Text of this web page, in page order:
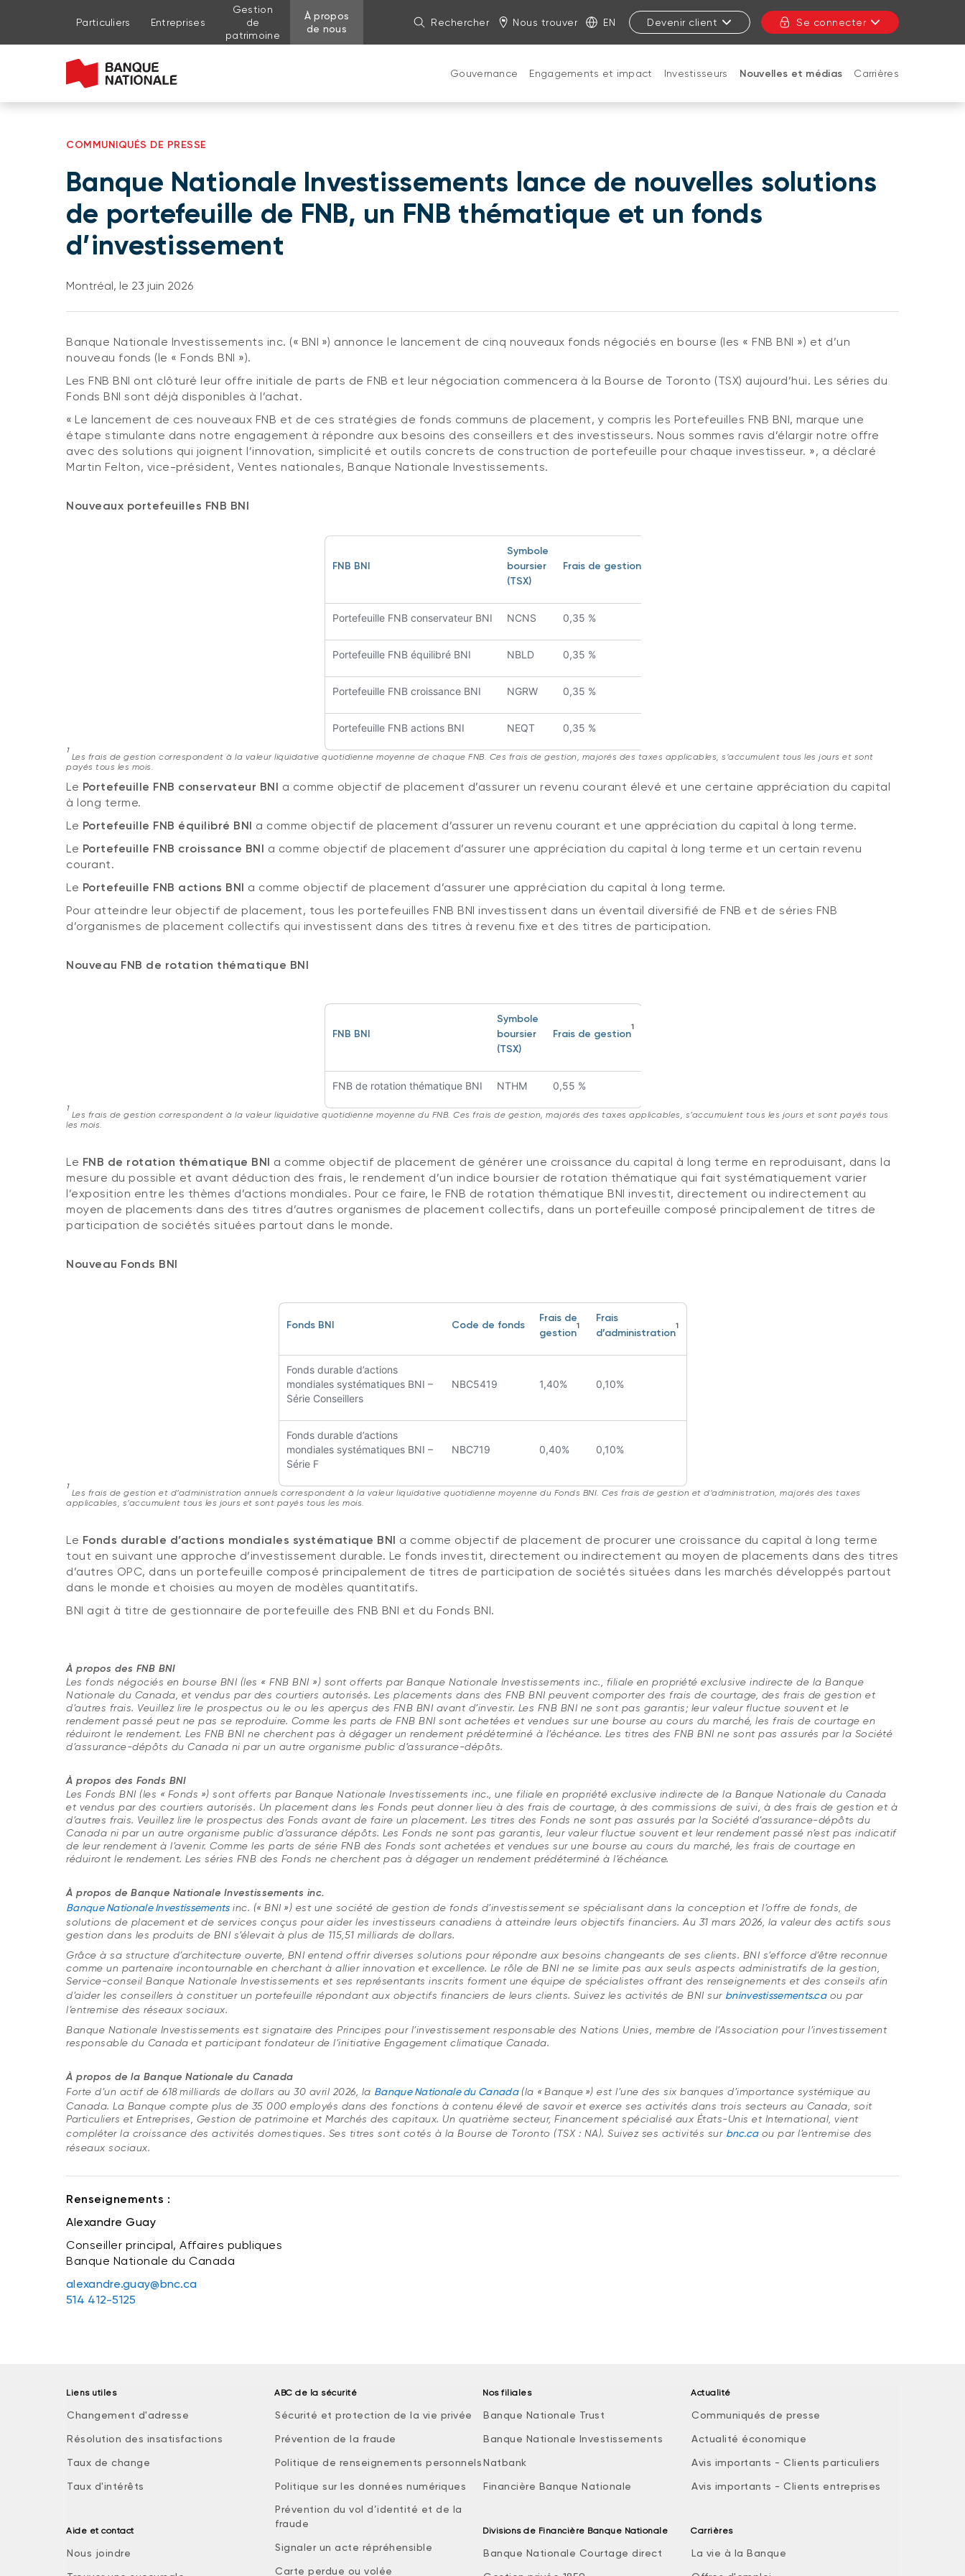
Aller au contenu de la page
Aller au menu principal
Me connecter à mon compte
Particuliers Entreprises
Gestion
de
patrimoine
À propos
de nous
Rechercher Nous trouver EN Devenir client Se connecter
Gouvernance Engagements et impact Investisseurs Nouvelles et médias Carrières
COMMUNIQUÉS DE PRESSE
Banque Nationale Investissements lance de nouvelles solutions
de portefeuille de FNB, un FNB thématique et un fonds
d’investissement
Montréal, le 23 juin 2026
Banque Nationale Investissements inc. (« BNI ») annonce le lancement de cinq nouveaux fonds négociés en bourse (les « FNB BNI ») et d’un
nouveau fonds (le « Fonds BNI »).
Les FNB BNI ont clôturé leur offre initiale de parts de FNB et leur négociation commencera à la Bourse de Toronto (TSX) aujourd’hui. Les séries du
Fonds BNI sont déjà disponibles à l’achat.
« Le lancement de ces nouveaux FNB et de ces stratégies de fonds communs de placement, y compris les Portefeuilles FNB BNI, marque une
étape stimulante dans notre engagement à répondre aux besoins des conseillers et des investisseurs. Nous sommes ravis d’élargir notre offre
avec des solutions qui joignent l’innovation, simplicité et outils concrets de construction de portefeuille pour chaque investisseur. », a déclaré
Martin Felton, vice-président, Ventes nationales, Banque Nationale Investissements.
Nouveaux portefeuilles FNB BNI
FNB BNI
Symbole
boursier
(TSX)
Frais de gestion
Portefeuille FNB conservateur BNI NCNS 0,35 %
Portefeuille FNB équilibré BNI NBLD 0,35 %
Portefeuille FNB croissance BNI NGRW 0,35 %
Portefeuille FNB actions BNI NEQT 0,35 %
1
Les frais de gestion correspondent à la valeur liquidative quotidienne moyenne de chaque FNB. Ces frais de gestion, majorés des taxes applicables, s’accumulent tous les jours et sont
payés tous les mois.
Le Portefeuille FNB conservateur BNI a comme objectif de placement d’assurer un revenu courant élevé et une certaine appréciation du capital
à long terme.
Le Portefeuille FNB équilibré BNI a comme objectif de placement d’assurer un revenu courant et une appréciation du capital à long terme.
Le Portefeuille FNB croissance BNI a comme objectif de placement d’assurer une appréciation du capital à long terme et un certain revenu
courant.
Le Portefeuille FNB actions BNI a comme objectif de placement d’assurer une appréciation du capital à long terme.
Pour atteindre leur objectif de placement, tous les portefeuilles FNB BNI investissent dans un éventail diversifié de FNB et de séries FNB
d’organismes de placement collectifs qui investissent dans des titres à revenu fixe et des titres de participation.
Nouveau FNB de rotation thématique BNI
FNB BNI
Symbole
boursier
(TSX)
Frais de gestion
1
FNB de rotation thématique BNI NTHM 0,55 %
1
Les frais de gestion correspondent à la valeur liquidative quotidienne moyenne du FNB. Ces frais de gestion, majorés des taxes applicables, s’accumulent tous les jours et sont payés tous
les mois.
Le FNB de rotation thématique BNI a comme objectif de placement de générer une croissance du capital à long terme en reproduisant, dans la
mesure du possible et avant déduction des frais, le rendement d’un indice boursier de rotation thématique qui fait systématiquement varier
l’exposition entre les thèmes d’actions mondiales. Pour ce faire, le FNB de rotation thématique BNI investit, directement ou indirectement au
moyen de placements dans des titres d’autres organismes de placement collectifs, dans un portefeuille composé principalement de titres de
participation de sociétés situées partout dans le monde.
Nouveau Fonds BNI
Fonds BNI Code de fonds
Frais de
gestion
1
Frais
d’administration
1
Fonds durable d’actions
mondiales systématiques BNI –
Série Conseillers
NBC5419 1,40% 0,10%
Fonds durable d’actions
mondiales systématiques BNI –
Série F
NBC719 0,40% 0,10%
1
Les frais de gestion et d’administration annuels correspondent à la valeur liquidative quotidienne moyenne du Fonds BNI. Ces frais de gestion et d’administration, majorés des taxes
applicables, s’accumulent tous les jours et sont payés tous les mois.
Le Fonds durable d’actions mondiales systématique BNI a comme objectif de placement de procurer une croissance du capital à long terme
tout en suivant une approche d’investissement durable. Le fonds investit, directement ou indirectement au moyen de placements dans des titres
d’autres OPC, dans un portefeuille composé principalement de titres de participation de sociétés situées dans les marchés développés partout
dans le monde et choisies au moyen de modèles quantitatifs.
BNI agit à titre de gestionnaire de portefeuille des FNB BNI et du Fonds BNI.
À propos des FNB BNI
Les fonds négociés en bourse BNI (les « FNB BNI ») sont offerts par Banque Nationale Investissements inc., filiale en propriété exclusive indirecte de la Banque
Nationale du Canada, et vendus par des courtiers autorisés. Les placements dans des FNB BNI peuvent comporter des frais de courtage, des frais de gestion et
d’autres frais. Veuillez lire le prospectus ou le ou les aperçus des FNB BNI avant d’investir. Les FNB BNI ne sont pas garantis; leur valeur fluctue souvent et le
rendement passé peut ne pas se reproduire. Comme les parts de FNB BNI sont achetées et vendues sur une bourse au cours du marché, les frais de courtage en
réduiront le rendement. Les FNB BNI ne cherchent pas à dégager un rendement prédéterminé à l’échéance. Les titres des FNB BNI ne sont pas assurés par la Société
d’assurance-dépôts du Canada ni par un autre organisme public d’assurance-dépôts.
À propos des Fonds BNI
Les Fonds BNI (les « Fonds ») sont offerts par Banque Nationale Investissements inc., une filiale en propriété exclusive indirecte de la Banque Nationale du Canada
et vendus par des courtiers autorisés. Un placement dans les Fonds peut donner lieu à des frais de courtage, à des commissions de suivi, à des frais de gestion et à
d’autres frais. Veuillez lire le prospectus des Fonds avant de faire un placement. Les titres des Fonds ne sont pas assurés par la Société d’assurance-dépôts du
Canada ni par un autre organisme public d’assurance dépôts. Les Fonds ne sont pas garantis, leur valeur fluctue souvent et leur rendement passé n’est pas indicatif
de leur rendement à l’avenir. Comme les parts de série FNB des Fonds sont achetées et vendues sur une bourse au cours du marché, les frais de courtage en
réduiront le rendement. Les séries FNB des Fonds ne cherchent pas à dégager un rendement prédéterminé à l’échéance.
À propos de Banque Nationale Investissements inc.
Banque Nationale Investissementsinc. (« BNI ») est une société de gestion de fonds d’investissement se spécialisant dans la conception et l’offre de fonds, de
solutions de placement et de services conçus pour aider les investisseurs canadiens à atteindre leurs objectifs financiers. Au 31 mars 2026, la valeur des actifs sous
gestion dans les produits de BNI s’élevait à plus de 115,51 milliards de dollars.
Grâce à sa structure d’architecture ouverte, BNI entend offrir diverses solutions pour répondre aux besoins changeants de ses clients. BNI s’efforce d’être reconnue
comme un partenaire incontournable en cherchant à allier innovation et excellence. Le rôle de BNI ne se limite pas aux seuls aspects administratifs de la gestion,
Service-conseil Banque Nationale Investissements et ses représentants inscrits forment une équipe de spécialistes offrant des renseignements et des conseils afin
d’aider les conseillers à constituer un portefeuille répondant aux objectifs financiers de leurs clients. Suivez les activités de BNI sur bninvestissements.ca ou par
l’entremise des réseaux sociaux.
Banque Nationale Investissements est signataire des Principes pour l’investissement responsable des Nations Unies, membre de l’Association pour l’investissement
responsable du Canada et participant fondateur de l’initiative Engagement climatique Canada.
À propos de la Banque Nationale du Canada
Forte d’un actif de 618 milliards de dollars au 30 avril 2026, la Banque Nationale du Canada (la « Banque ») est l’une des six banques d’importance systémique au
Canada. La Banque compte plus de 35 000 employés dans des fonctions à contenu élevé de savoir et exerce ses activités dans trois secteurs au Canada, soit
Particuliers et Entreprises, Gestion de patrimoine et Marchés des capitaux. Un quatrième secteur, Financement spécialisé aux États-Unis et International, vient
compléter la croissance des activités domestiques. Ses titres sont cotés à la Bourse de Toronto (TSX : NA). Suivez ses activités sur bnc.ca ou par l’entremise des
réseaux sociaux.
Renseignements :
Alexandre Guay
Conseiller principal, Affaires publiques
Banque Nationale du Canada
alexandre.guay@bnc.ca
514 412-5125
Liens utiles
Changement d'adresse
Résolution des insatisfactions
Taux de change
Taux d'intérêts
Aide et contact
Nous joindre
ABC de la sécurité
Sécurité et protection de la vie privée
Prévention de la fraude
Politique de renseignements personnels
Politique sur les données numériques
Prévention du vol d’identité et de la
fraude
Signaler un acte répréhensible
Carte perdue ou volée
Nos filiales
Banque Nationale Trust
Banque Nationale Investissements
Natbank
Financière Banque Nationale
Divisions de Financière Banque Nationale
Banque Nationale Courtage direct
Actualité
Communiqués de presse
Actualité économique
Avis importants - Clients particuliers
Avis importants - Clients entreprises
Carrières
La vie à la Banque